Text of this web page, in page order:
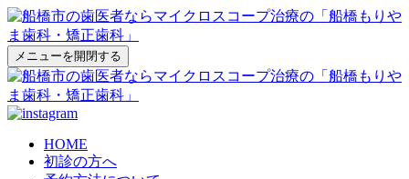
メニューを開閉する
HOME
初診の方へ